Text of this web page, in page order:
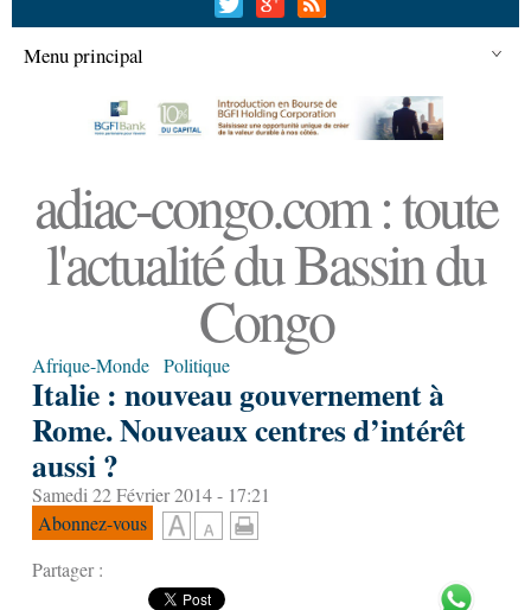
Menu principal
adiac-congo.com : toute
l'actualité du Bassin du
Congo
Afrique-Monde Politique
Italie : nouveau gouvernement à
Rome. Nouveaux centres d’intérêt
aussi ?
Samedi 22 Février 2014 - 17:21
Abonnez-vous
Partager :